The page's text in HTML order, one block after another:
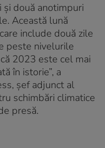
şi două anotimpuri
Această lună
include două zile
peste nivelurile
2023 este cel mai
în istorie”, a
şef adjunct al
schimbări climatice
presă.